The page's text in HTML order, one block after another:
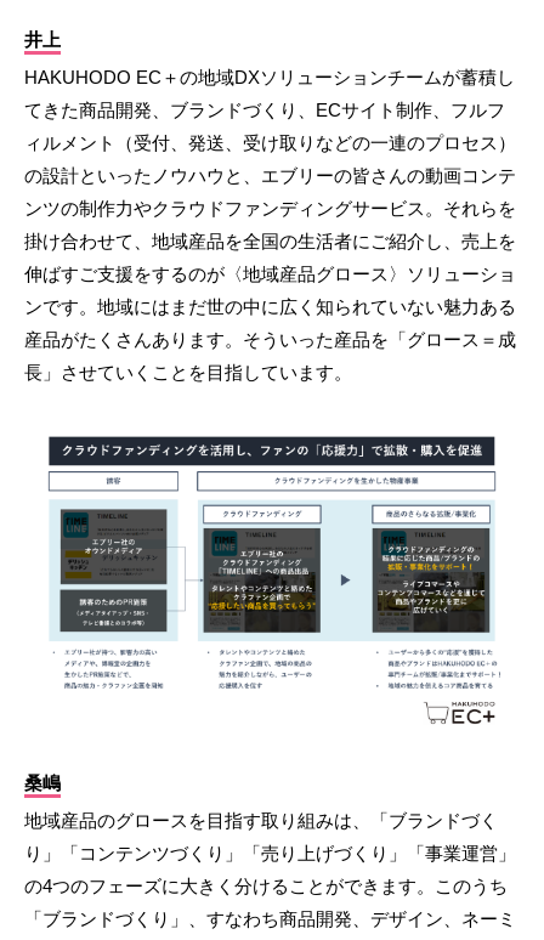
井上
HAKUHODO EC＋の地域DXソリューションチームが蓄積し
てきた商品開発、ブランドづくり、ECサイト制作、フルフ
ィルメント（受付、発送、受け取りなどの一連のプロセス）
の設計といったノウハウと、エブリーの皆さんの動画コンテ
ンツの制作力やクラウドファンディングサービス。それらを
掛け合わせて、地域産品を全国の生活者にご紹介し、売上を
伸ばすご支援をするのが〈地域産品グロース〉ソリューショ
ンです。地域にはまだ世の中に広く知られていない魅力ある
産品がたくさんあります。そういった産品を「グロース＝成
長」させていくことを目指しています。
桑嶋
地域産品のグロースを目指す取り組みは、「ブランドづく
り」「コンテンツづくり」「売り上げづくり」「事業運営」
の4つのフェーズに大きく分けることができます。このうち
「ブランドづくり」、すなわち商品開発、デザイン、ネーミ